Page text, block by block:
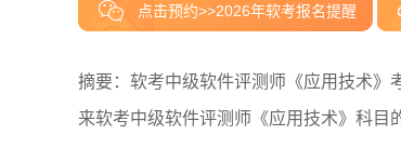
点击预约>>2026年软考报名提醒
摘要：软考中级软件评测师《应用技术》
来软考中级软件评测师《应用技术》科目